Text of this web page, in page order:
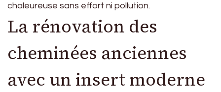
chaleureuse sans effort ni pollution.
La rénovation des
cheminées anciennes
avec un insert moderne